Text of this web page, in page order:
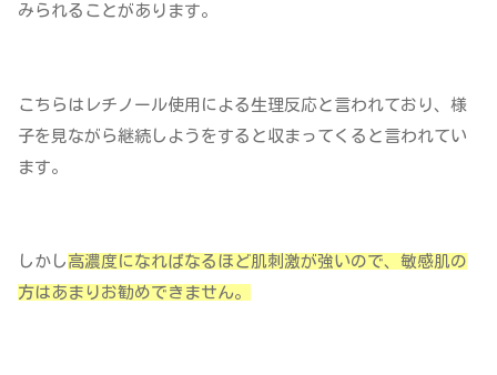
みられることがあります。
こちらはレチノール使用による生理反応と言われており、様
子を見ながら継続しようをすると収まってくると言われてい
ます。
しかし 高濃度になればなるほど肌刺激が強いので、敏感肌の
方はあまりお勧めできません。